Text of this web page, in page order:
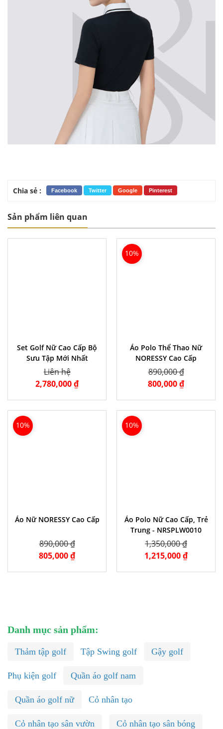
Chia sẻ : Facebook Twitter Google Pinterest
Sản phẩm liên quan
Set Golf Nữ Cao Cấp Bộ
Sưu Tập Mới Nhất
Liên hệ
2,780,000 ₫
10%
Áo Polo Thể Thao Nữ
NORESSY Cao Cấp
890,000 ₫
800,000 ₫
10%
Áo Nữ NORESSY Cao Cấp
890,000 ₫
805,000 ₫
10%
Áo Polo Nữ Cao Cấp, Trẻ
Trung - NRSPLW0010
1,350,000 ₫
1,215,000 ₫
Danh mục sản phẩm:
Thảm tập golf Tập Swing golf Gậy golf
Phụ kiện golf Quần áo golf nam
Quần áo golf nữ Cỏ nhân tạo
Cỏ nhân tạo sân vườn Cỏ nhân tạo sân bóng